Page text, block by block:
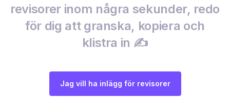
revisorer inom några sekunder, redo
för dig att granska, kopiera och
klistra in ✍️
Jag vill ha inlägg för revisorer